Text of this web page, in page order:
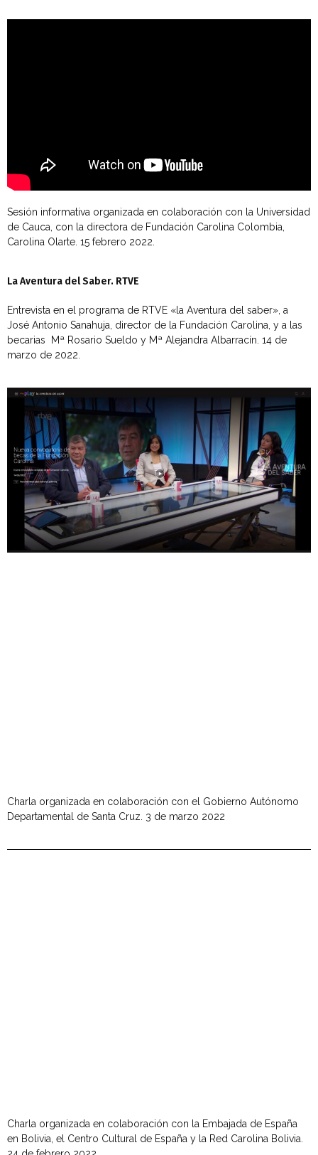
Sesión informativa organizada en colaboración con la Universidad
de Cauca, con la directora de Fundación Carolina Colombia,
Carolina Olarte. 15 febrero 2022.
La Aventura del Saber. RTVE
Entrevista en el programa de RTVE «la Aventura del saber», a
José Antonio Sanahuja, director de la Fundación Carolina, y a las
becarias Mª Rosario Sueldo y Mª Alejandra Albarracín. 14 de
marzo de 2022.
Charla organizada en colaboración con el Gobierno Autónomo
Departamental de Santa Cruz. 3 de marzo 2022
Charla organizada en colaboración con la Embajada de España
en Bolivia, el Centro Cultural de España y la Red Carolina Bolivia.